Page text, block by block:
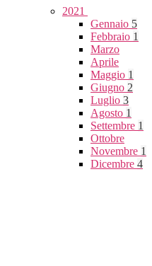
2021
Gennaio 5
Febbraio 1
Marzo
Aprile
Maggio 1
Giugno 2
Luglio 3
Agosto 1
Settembre 1
Ottobre
Novembre 1
Dicembre 4